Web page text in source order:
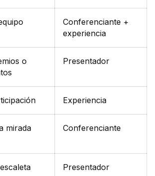
Conferenciante +
experiencia
o
Presentador
Experiencia
mirada
Conferenciante
Presentador